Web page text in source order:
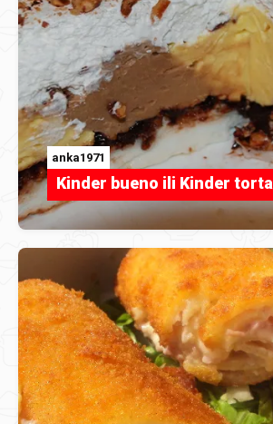
anka1971
Kinder bueno ili Kinder torta